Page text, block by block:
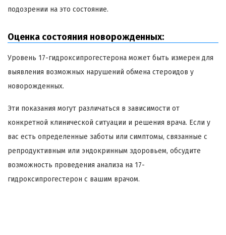
подозрении на это состояние.
Оценка состояния новорожденных:
Уровень 17-гидроксипрогестерона может быть измерен для
выявления возможных нарушений обмена стероидов у
новорожденных.
Эти показания могут различаться в зависимости от
конкретной клинической ситуации и решения врача. Если у
вас есть определенные заботы или симптомы, связанные с
репродуктивным или эндокринным здоровьем, обсудите
возможность проведения анализа на 17-
гидроксипрогестерон с вашим врачом.